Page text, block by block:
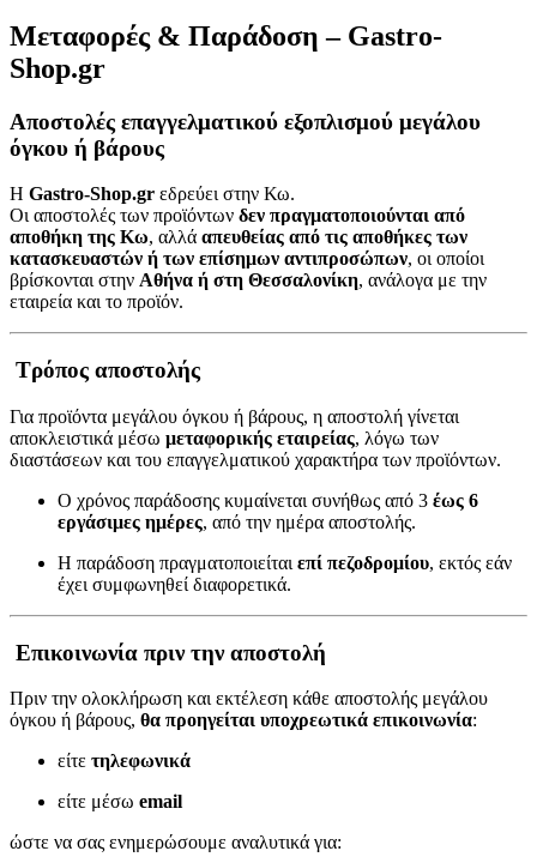
Μεταφορές & Παράδοση – Gastro-
Shop.gr
Αποστολές επαγγελματικού εξοπλισμού μεγάλου
όγκου ή βάρους
Η Gastro-Shop.gr εδρεύει στην Κω.
Οι αποστολές των προϊόντων δεν πραγματοποιούνται από
αποθήκη της Κω, αλλά απευθείας από τις αποθήκες των
κατασκευαστών ή των επίσημων αντιπροσώπων, οι οποίοι
βρίσκονται στην Αθήνα ή στη Θεσσαλονίκη, ανάλογα με την
εταιρεία και το προϊόν.
Τρόπος αποστολής
Για προϊόντα μεγάλου όγκου ή βάρους, η αποστολή γίνεται
αποκλειστικά μέσω μεταφορικής εταιρείας, λόγω των
διαστάσεων και του επαγγελματικού χαρακτήρα των προϊόντων.
Ο χρόνος παράδοσης κυμαίνεται συνήθως από 3 έως 6
εργάσιμες ημέρες, από την ημέρα αποστολής.
Η παράδοση πραγματοποιείται επί πεζοδρομίου, εκτός εάν
έχει συμφωνηθεί διαφορετικά.
Επικοινωνία πριν την αποστολή
Πριν την ολοκλήρωση και εκτέλεση κάθε αποστολής μεγάλου
όγκου ή βάρους, θα προηγείται υποχρεωτικά επικοινωνία:
είτε τηλεφωνικά
είτε μέσω email
ώστε να σας ενημερώσουμε αναλυτικά για: